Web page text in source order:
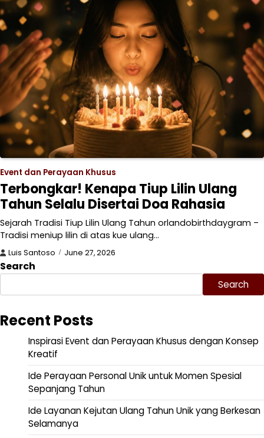
Event dan Perayaan Khusus
Terbongkar! Kenapa Tiup Lilin Ulang
Tahun Selalu Disertai Doa Rahasia
Sejarah Tradisi Tiup Lilin Ulang Tahun orlandobirthdaygram –
Tradisi meniup lilin di atas kue ulang…
Luis Santoso June 27, 2026
Search
Search
Recent Posts
Inspirasi Event dan Perayaan Khusus dengan Konsep
Kreatif
Ide Perayaan Personal Unik untuk Momen Spesial
Sepanjang Tahun
Ide Layanan Kejutan Ulang Tahun Unik yang Berkesan
Selamanya